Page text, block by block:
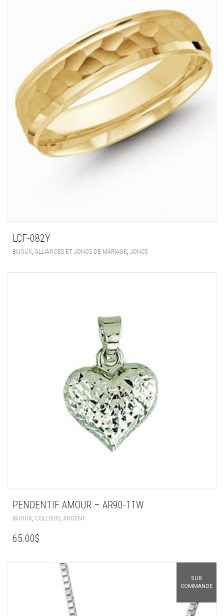
LCF-082Y
BIJOUX ALLIANCES ET JONCS DE MARIAGE JONCS
PENDENTIF AMOUR – AR90-11W
BIJOUX, COLLIERS, ARGENT
65.00$
SUR
COMMANDE